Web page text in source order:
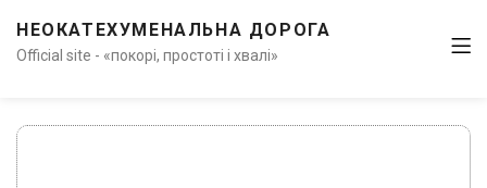
НЕОКАТЕХУМЕНАЛЬНА ДОРОГА
Official site - «покорі, простоті і хвалі»